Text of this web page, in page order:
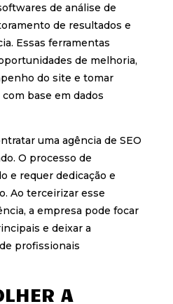
de análise de
de resultados e
Essas ferramentas
de melhoria,
do site e tomar
base em dados
uma agência de SEO
O processo de
e requer dedicação e
Ao terceirizar esse
a empresa pode focar
e deixar a
profissionais
A